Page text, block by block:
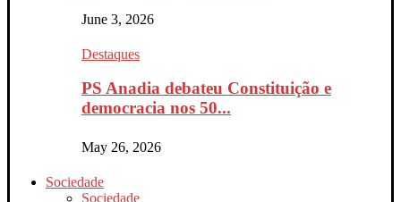
June 3, 2026
Destaques
PS Anadia debateu Constituição e
democracia nos 50...
May 26, 2026
Sociedade
Sociedade